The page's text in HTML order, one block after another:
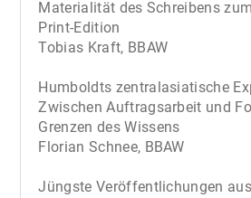
Materialität des Schreibens
Print-Edition
Tobias Kraft, BBAW
Humboldts zentralasiatische
Zwischen Auftragsarbeit und
Grenzen des Wissens
Florian Schnee, BBAW
Jüngste Veröffentlichungen